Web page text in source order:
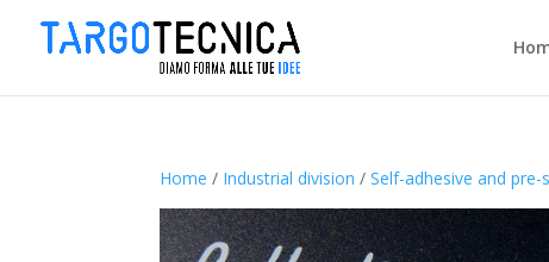
Home / Industrial division /Self-adhesive and pre-